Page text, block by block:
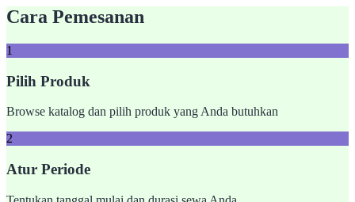
Cara Pemesanan
1
Pilih Produk
Browse katalog dan pilih produk yang Anda butuhkan
2
Atur Periode